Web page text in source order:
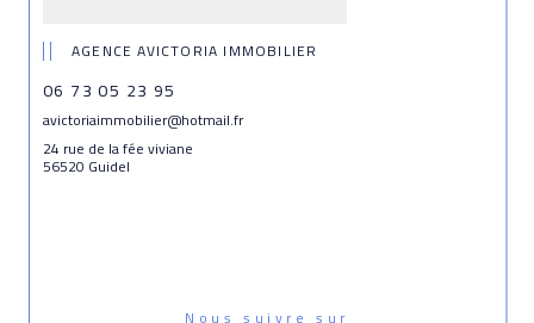
AGENCE AVICTORIA IMMOBILIER
06 73 05 23 95
avictoriaimmobilier@hotmail.fr
24 rue de la fée viviane
56520 Guidel
Nous suivre sur